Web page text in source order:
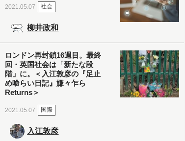
2021.05.07 社会
柳井政和
ロンドン再封鎖16週目。最終
回・英国社会は「新たな段
階」に。＜入江敦彦の『足止
め喰らい日記』嫌々乍ら
Returns＞
2021.05.07 国際
入江敦彦